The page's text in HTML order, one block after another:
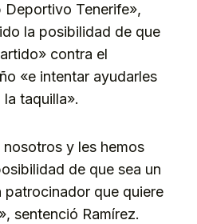
Tenerife»,
la posibilidad de que
contra el
«e intentar ayudarles
taquilla».
y les hemos
de que sea un
que quiere
sentenció Ramírez.